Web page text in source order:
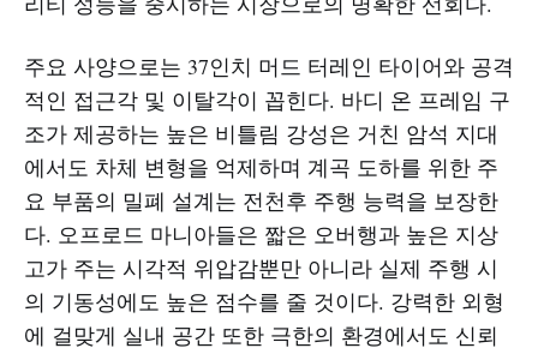
주요 사양으로는 37인치 머드 터레인 타이어와 공격
적인 접근각 및 이탈각이 꼽힌다. 바디 온 프레임 구
조가 제공하는 높은 비틀림 강성은 거친 암석 지대
에서도 차체 변형을 억제하며 계곡 도하를 위한 주
요 부품의 밀폐 설계는 전천후 주행 능력을 보장한
다. 오프로드 마니아들은 짧은 오버행과 높은 지상
고가 주는 시각적 위압감뿐만 아니라 실제 주행 시
의 기동성에도 높은 점수를 줄 것이다. 강력한 외형
에 걸맞게 실내 공간 또한 극한의 환경에서도 신뢰